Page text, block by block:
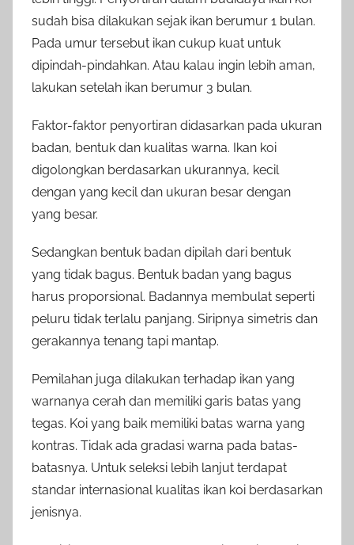
sudah bisa dilakukan sejak ikan berumur 1 bulan.
Pada umur tersebut ikan cukup kuat untuk
dipindah-pindahkan. Atau kalau ingin lebih aman,
lakukan setelah ikan berumur 3 bulan.
Faktor-faktor penyortiran didasarkan pada ukuran
badan, bentuk dan kualitas warna. Ikan koi
digolongkan berdasarkan ukurannya, kecil
dengan yang kecil dan ukuran besar dengan
yang besar.
Sedangkan bentuk badan dipilah dari bentuk
yang tidak bagus. Bentuk badan yang bagus
harus proporsional. Badannya membulat seperti
peluru tidak terlalu panjang. Siripnya simetris dan
gerakannya tenang tapi mantap.
Pemilahan juga dilakukan terhadap ikan yang
warnanya cerah dan memiliki garis batas yang
tegas. Koi yang baik memiliki batas warna yang
kontras. Tidak ada gradasi warna pada batas-
batasnya. Untuk seleksi lebih lanjut terdapat
standar internasional kualitas ikan koi berdasarkan
jenisnya.